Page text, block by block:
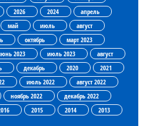
2026 2024
апрель
май июль
август
октябрь
март 2023
2023 июль 2023
август
декабрь 2020
2021
июль 2022
август 2022
ноябрь 2022
декабрь 2022
2015 2014
2013